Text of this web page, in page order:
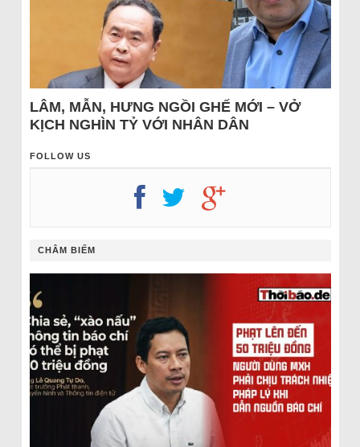
LÂM, MẪN, HƯNG NGỒI GHẾ MỚI – VỞ
KỊCH NGHÌN TỶ VỚI NHÂN DÂN
FOLLOW US
CHÂM BIẾM